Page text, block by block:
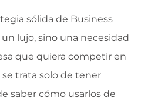
sólida de Business
lujo, sino una necesidad
que quiera competir en
trata solo de tener
saber cómo usarlos de